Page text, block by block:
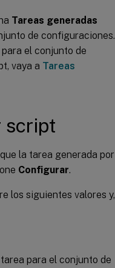
Tareas generadas
de configuraciones.
el conjunto de
vaya a Tareas
script
la tarea generada por
Configurar.
los siguientes valores y,
para el conjunto de